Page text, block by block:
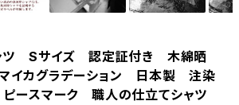
ツ Sサイズ 認定証付き 木綿晒
イカグラデーション 日本製 注染
ースマーク 職人の仕立てシャツ